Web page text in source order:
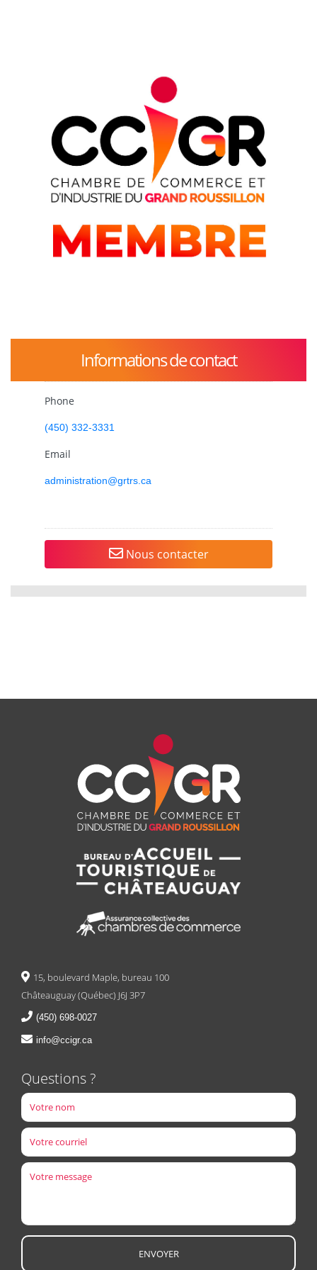
Informations de contact
Phone
(450) 332-3331
Email
administration@grtrs.ca
Nous contacter
15, boulevard Maple, bureau 100
Châteauguay (Québec) J6J 3P7
(450) 698-0027
info@ccigr.ca
Questions ?